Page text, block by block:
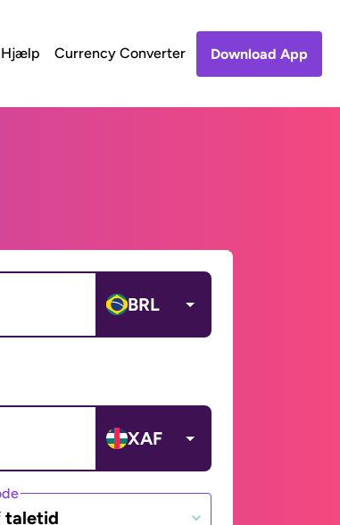
Hjælp Currency Converter Download App
BRL
XAF
taletid